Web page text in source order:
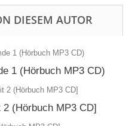
DIESEM AUTOR
1 (Hörbuch MP3 CD)
(Hörbuch MP3 CD]